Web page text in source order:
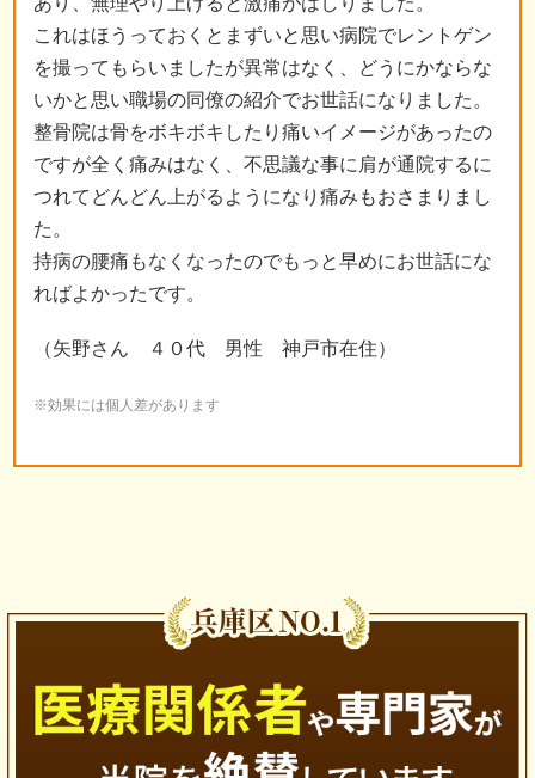
これはほうっておくとまずいと思い病院でレントゲン
を撮ってもらいましたが異常はなく、どうにかならな
いかと思い職場の同僚の紹介でお世話になりました。
整骨院は骨をボキボキしたり痛いイメージがあったの
ですが全く痛みはなく、不思議な事に肩が通院するに
つれてどんどん上がるようになり痛みもおさまりまし
た。
持病の腰痛もなくなったのでもっと早めにお世話にな
ればよかったです。
（矢野さん ４０代 男性 神戸市在住）
※効果には個人差があります